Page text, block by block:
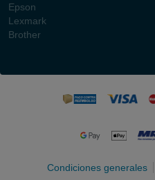
Epson
Lexmark
Brother
Condiciones generales